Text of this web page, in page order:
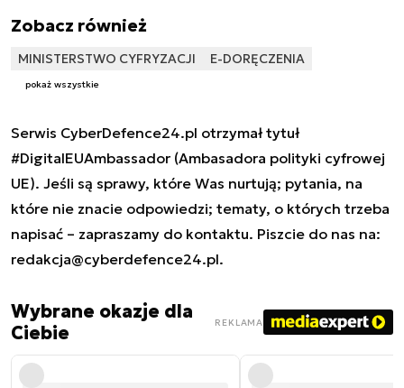
Zobacz również
MINISTERSTWO CYFRYZACJI E-DORĘCZENIA
pokaż wszystkie
Serwis CyberDefence24.pl otrzymał tytuł
#DigitalEUAmbassador (Ambasadora polityki cyfrowej
UE). Jeśli są sprawy, które Was nurtują; pytania, na
które nie znacie odpowiedzi; tematy, o których trzeba
napisać – zapraszamy do kontaktu. Piszcie do nas na:
redakcja@cyberdefence24.pl.
Wybrane okazje dla
Ciebie
REKLAMA